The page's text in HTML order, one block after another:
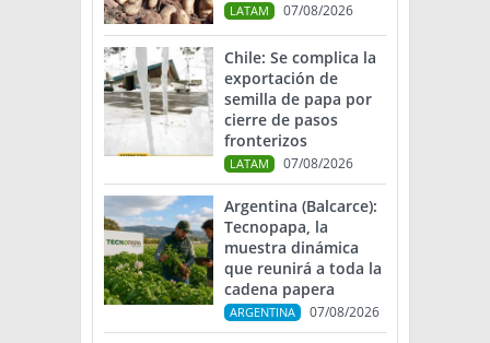
LATAM 07/08/2026
Chile: Se complica la
exportación de
semilla de papa por
cierre de pasos
fronterizos
LATAM 07/08/2026
Argentina (Balcarce):
Tecnopapa, la
muestra dinámica
que reunirá a toda la
cadena papera
ARGENTINA 07/08/2026